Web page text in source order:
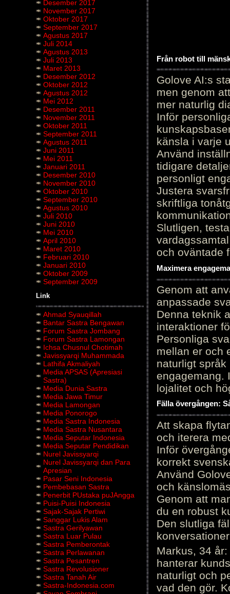
Desember 2017
November 2017
Oktober 2017
September 2017
Agustus 2017
Juli 2014
Agustus 2013
Juli 2013
Maret 2013
Desember 2012
Oktober 2012
Agustus 2012
Mei 2012
Desember 2011
November 2011
Oktober 2011
September 2011
Agustus 2011
Juni 2011
Mei 2011
Januari 2011
Desember 2010
November 2010
Oktober 2010
September 2010
Agustus 2010
Juli 2010
Juni 2010
Mei 2010
April 2010
Maret 2010
Februari 2010
Januari 2010
Oktober 2009
September 2009
Link
Ahmad Syauqillah
Bantar Sastra Bengawan
Forum Sastra Jombang
Forum Sastra Lamongan
Ichsa Chusnul Chotimah
Javissyarqi Muhammada
Lathifa Akmaliyah
Media APSAS (Apresiasi
Sastra)
Media Dunia Sastra
Media Jawa Timur
Media Lamongan
Media Ponorogo
Media Sastra Indonesia
Media Sastra Nusantara
Media Seputar Indonesia
Media Seputar Pendidikan
Nurel Javissyarqi
Nurel Javissyarqi dan Para
Apresian
Pasar Seni Indonesia
Pembebasan Sastra
Penerbit PUstaka puJAngga
Puisi-Puisi Indonesia
Sajak-Sajak Pertiwi
Sanggar Lukis Alam
Sastra Gerilyawan
Sastra Luar Pulau
Sastra Pemberontak
Sastra Perlawanan
Sastra Pesantren
Sastra Revolusioner
Sastra Tanah Air
Sastra-Indonesia.com
Från robot till
Golove AI:s
men genom
mer naturlig
Inför
känsla i varje
Använd
tidigare
personligt
Justera
skriftliga
Slutligen,
och oväntade
Maximera
Genom att
anpassade
Denna teknik
interaktioner
Personliga
mellan er och
naturligt
engagemang.
lojalitet och
Fälla övergången:
Att skapa
och iterera
Inför
korrekt
Använd
och
Genom att
du en robust
Den slutliga
Markus, 34
hanterar
naturligt och
vad den gör.